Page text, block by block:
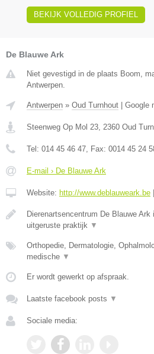
BEKIJK VOLLEDIG PROFIEL
De Blauwe Ark
Niet gevestigd in de plaats Boom,
Antwerpen.
Antwerpen » Oud Turnhout Google
Steenweg Op Mol 23 2360 Oud
Tel: 014 45 46 47 , Fax: 0014 45 24
E-mail › De Blauwe Ark
Website: http://www.deblauweark.be
Dierenartsencentrum De Blauwe Ark
uitgeruste praktijk ▼
Orthopedie, Dermatologie,
medische ▼
Er wordt gewerkt op afspraak.
Laatste facebook posts ▼
Sociale media: